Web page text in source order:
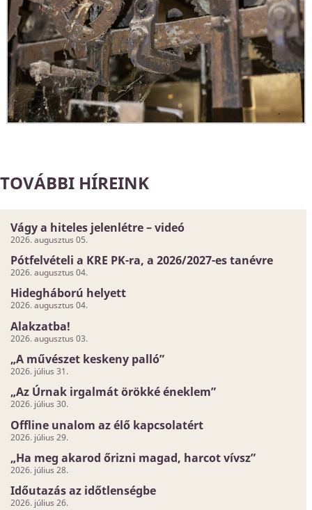
TOVÁBBI HÍREINK
Vágy a hiteles jelenlétre – videó
2026. augusztus 05.
Pótfelvételi a KRE PK-ra, a 2026/2027-es tanévre
2026. augusztus 04.
Hidegháború helyett
2026. augusztus 04.
Alakzatba!
2026. augusztus 03.
„A művészet keskeny palló”
2026. július 31.
„Az Úrnak irgalmát örökké éneklem”
2026. július 30.
Offline unalom az élő kapcsolatért
2026. július 29.
„Ha meg akarod őrizni magad, harcot vívsz”
2026. július 28.
Időutazás az időtlenségbe
2026. július 26.